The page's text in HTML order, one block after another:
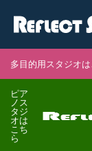
多目的用スタジオは
ピア
ノス
タジ
オは
こち
ら